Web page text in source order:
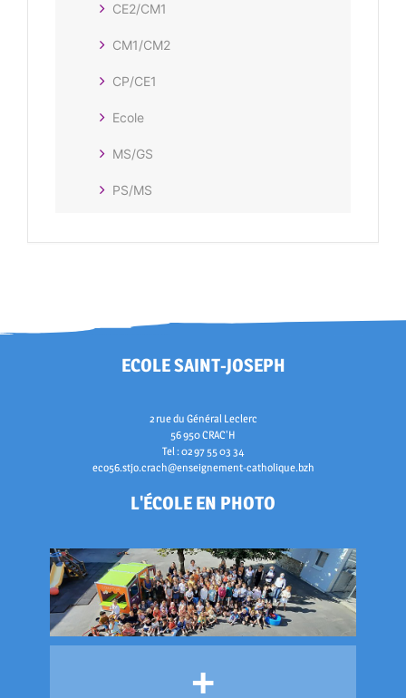
CE2/CM1
CM1/CM2
CP/CE1
Ecole
MS/GS
PS/MS
ECOLE SAINT-JOSEPH
2 rue du Général Leclerc
56 950 CRAC'H
Tel : 02 97 55 03 34
eco56.stjo.crach@enseignement-catholique.bzh
L'ÉCOLE EN PHOTO
+